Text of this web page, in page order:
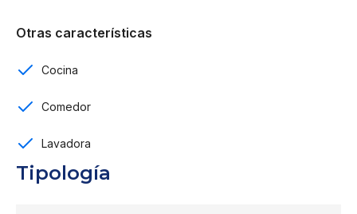
Comedor.
Cocina caliente independiente.
Segundo nivel
Tres habitaciones.
Otras características
Cocina
Comedor
Lavadora
Tipología